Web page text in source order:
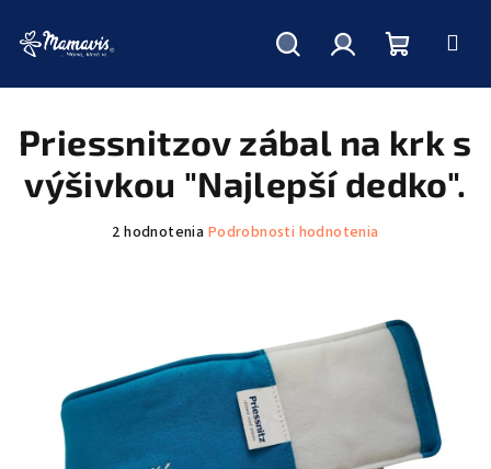
košík
Priessnitzov zábal na krk s
výšivkou "Najlepší dedko".
Priemerné
hviezdičiek.
2 hodnotenia Podrobnosti hodnotenia